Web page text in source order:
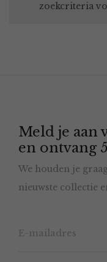
zoekcriteria
Meld je aan
en ontvang
We houden je
nieuwste collectie